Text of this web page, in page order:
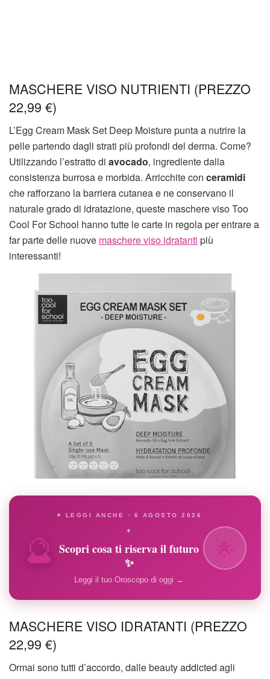
MASCHERE VISO NUTRIENTI (PREZZO
22,99 €)
L’Egg Cream Mask Set Deep Moisture punta a nutrire la
pelle partendo dagli strati più profondi del derma. Come?
Utilizzando l’estratto di avocado, ingrediente dalla
consistenza burrosa e morbida. Arricchite con ceramidi
che rafforzano la barriera cutanea e ne conservano il
naturale grado di idratazione, queste maschere viso Too
Cool For School hanno tutte le carte in regola per entrare a
far parte delle nuove maschere viso idratanti più
interessanti!
🔮
✦ LEGGI ANCHE · 6 AGOSTO 2026
✦
Scopri cosa ti riserva il futuro
✨
Leggi il tuo Oroscopo di oggi →
MASCHERE VISO IDRATANTI (PREZZO
22,99 €)
Ormai sono tutti d’accordo, dalle beauty addicted agli